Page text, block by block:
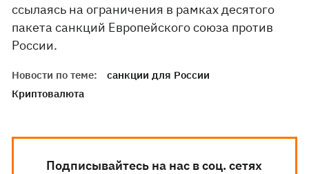
ссылаясь на ограничения в рамках десятого
пакета санкций Европейского союза против
России.
Новости по теме:
санкции для России
Криптовалюта
Подписывайтесь на нас в соц. сетях